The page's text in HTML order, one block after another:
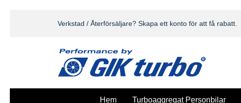
Verkstad / Återförsäljare? Skapa ett konto för att få rabatt.
Hem Turboaggregat Personbilar